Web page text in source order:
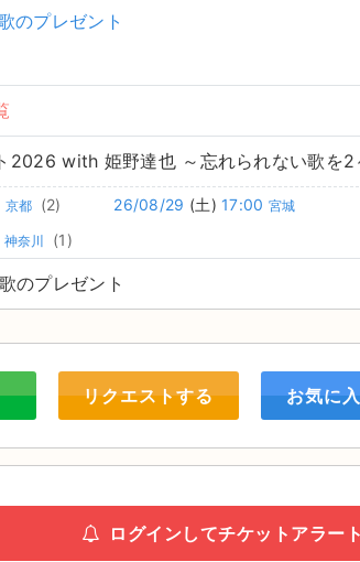
のプレゼント
2026 with 姫野達也 ～忘れられない歌を2
京都 (2) 26/08/29 (土) 17:00 宮城
神奈川 (1)
のプレゼント
リクエストする お気に
ログインしてチケットアラー